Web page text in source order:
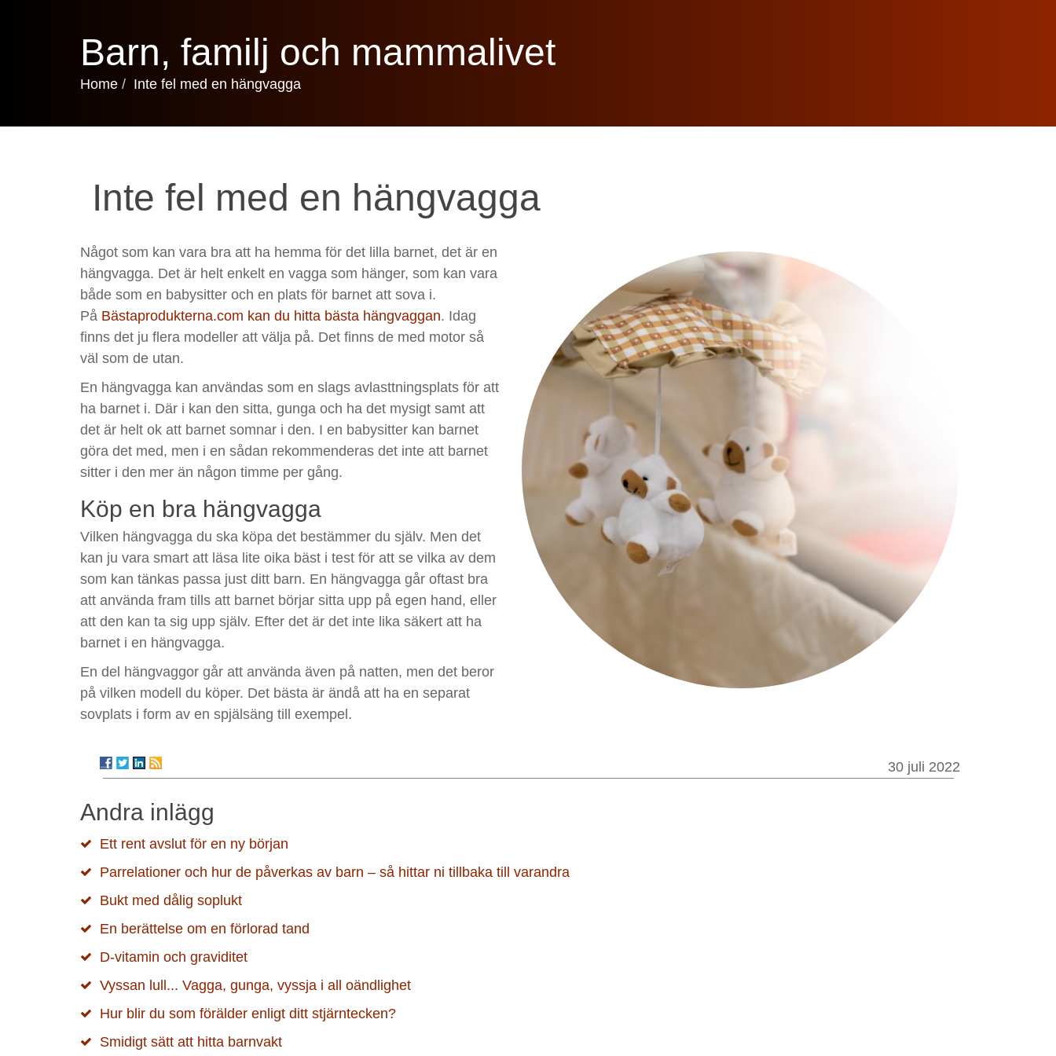
Barn, familj och mammalivet
Home Inte fel med en hängvagga
Inte fel med en hängvagga
Något som kan vara bra att ha hemma för det lilla barnet, det är en
hängvagga. Det är helt enkelt en vagga som hänger, som kan vara
både som en babysitter och en plats för barnet att sova i.
På Bästaprodukterna.com kan du hitta bästa hängvaggan. Idag
finns det ju flera modeller att välja på. Det finns de med motor så
väl som de utan.
En hängvagga kan användas som en slags avlasttningsplats för att
ha barnet i. Där i kan den sitta, gunga och ha det mysigt samt att
det är helt ok att barnet somnar i den. I en babysitter kan barnet
göra det med, men i en sådan rekommenderas det inte att barnet
sitter i den mer än någon timme per gång.
Köp en bra hängvagga
Vilken hängvagga du ska köpa det bestämmer du själv. Men det
kan ju vara smart att läsa lite oika bäst i test för att se vilka av dem
som kan tänkas passa just ditt barn. En hängvagga går oftast bra
att använda fram tills att barnet börjar sitta upp på egen hand, eller
att den kan ta sig upp själv. Efter det är det inte lika säkert att ha
barnet i en hängvagga.
En del hängvaggor går att använda även på natten, men det beror
på vilken modell du köper. Det bästa är ändå att ha en separat
sovplats i form av en spjälsäng till exempel.
30 juli 2022
Andra inlägg
Ett rent avslut för en ny början
Parrelationer och hur de påverkas av barn – så hittar ni tillbaka till varandra
Bukt med dålig soplukt
En berättelse om en förlorad tand
D-vitamin och graviditet
Vyssan lull... Vagga, gunga, vyssja i all oändlighet
Hur blir du som förälder enligt ditt stjärntecken?
Smidigt sätt att hitta barnvakt